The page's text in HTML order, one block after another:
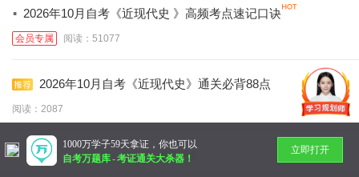
· 2026年10月自考《近现代史 》高频考点速记口诀
会员专属 阅读：51077
2026年10月自考《近现代史》通关必背88点
阅读：2087
暂无更多
1000万学子59天拿证，你也可以
自考万题库-考证通关大杀器！
立即打开